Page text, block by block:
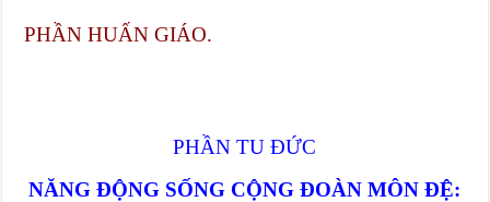
PHẦN HUẤN GIÁO.
PHẦN TU ĐỨC
NĂNG ĐỘNG SỐNG CỘNG ĐOÀN MÔN ĐỆ: